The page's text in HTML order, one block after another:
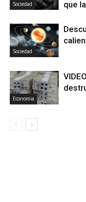
Sociedad que
Sociedad
Economia